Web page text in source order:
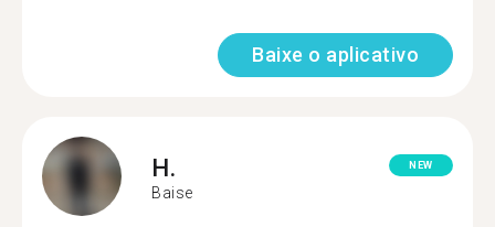
Baixe o aplicativo
H.
Baise
NEW